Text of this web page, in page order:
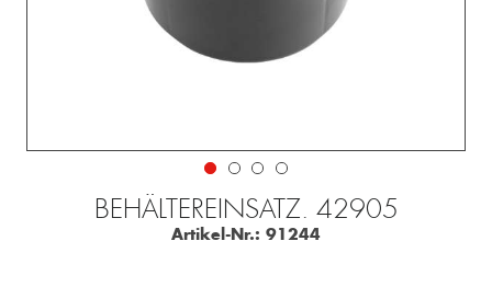
BEHÄLTEREINSATZ. 42905
Artikel-Nr.: 91244